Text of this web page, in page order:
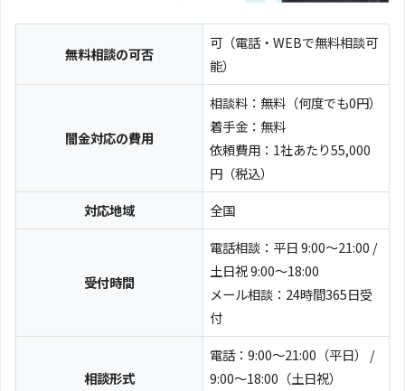
無料相談の可否
可（電話・WEBで無料相談可
能）
闇金対応の費用
相談料：無料（何度でも0円）
着手金：無料
依頼費用：1社あたり55,000
円（税込）
対応地域
全国
受付時間
電話相談：平日 9:00～21:00 /
土日祝 9:00～18:00
メール相談：24時間365日受
付
相談形式
電話：9:00～21:00（平日） /
9:00～18:00（土日祝）